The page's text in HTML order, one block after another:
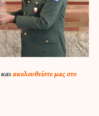
καιακολουθείστε μας στο